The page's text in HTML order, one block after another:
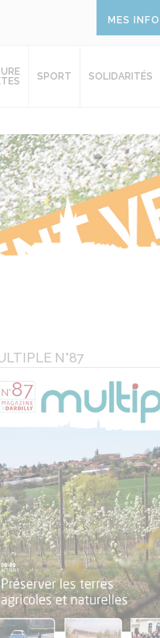
MES
SPORT SOLIDARITÉS
N°87